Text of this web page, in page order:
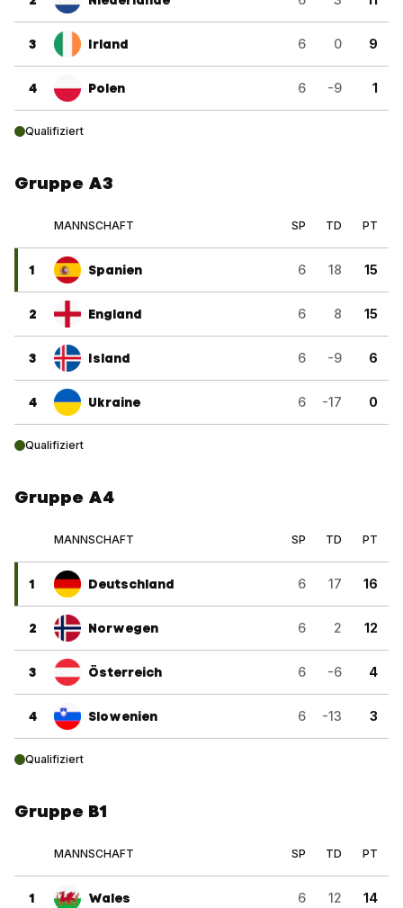
3 Irland 6 0 9
4 Polen 6 -9 1
Qualifiziert
Gruppe A3
MANNSCHAFT SP TD PT
1 Spanien 6 18 15
2 England 6 8 15
3 Island 6 -9 6
4 Ukraine 6 -17 0
Qualifiziert
Gruppe A4
MANNSCHAFT SP TD PT
1 Deutschland 6 17 16
2 Norwegen 6 2 12
3 Österreich 6 -6 4
4 Slowenien 6 -13 3
Qualifiziert
Gruppe B1
MANNSCHAFT SP TD PT
1 Wales 6 12 14